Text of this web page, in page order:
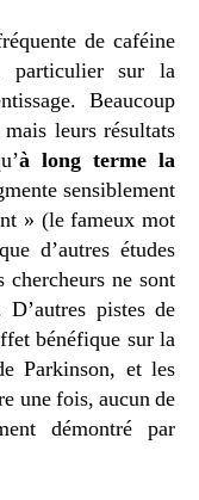
de caféine
particulier sur la
Beaucoup
leurs résultats
à long terme la
sensiblement
» (le fameux mot
d’autres études
chercheurs ne sont
pistes de
bénéfique sur la
Parkinson, et les
une fois, aucun de
démontré par